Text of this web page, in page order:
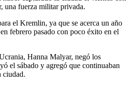
una fuerza militar privada.
el Kremlin, ya que se acerca un año
febrero pasado con poco éxito en el
Hanna Malyar, negó los
el sábado y agregó que continuaban
ciudad.